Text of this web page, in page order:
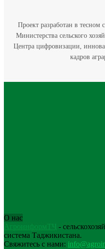
Проект разработан в тесном
Министерства сельского
Центра цифровизации,
кадров
О нас
АгроинформТҶ -
система Таджикистана.
Свяжитесь с нами: